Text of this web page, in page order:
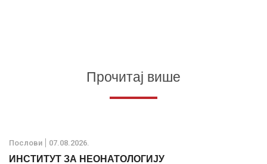
Прочитај више
Послови 07.08.2026.
ИНСТИТУТ ЗА НЕОНАТОЛОГИЈУ